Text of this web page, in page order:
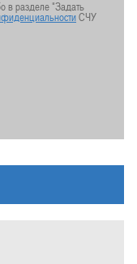
в разделе "Задать
СЧУ